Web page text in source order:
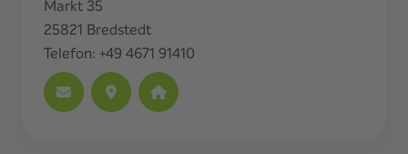
Markt 35
25821 Bredstedt
Telefon: +49 4671 91410